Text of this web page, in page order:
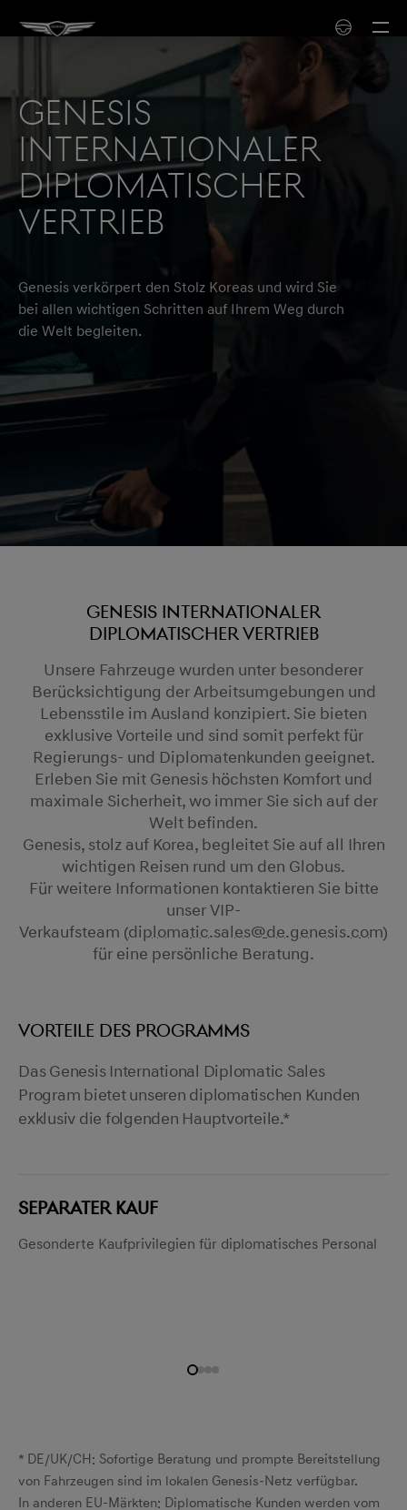
Genesis
internationaler
diplomatischer
Vertrieb
Genesis verkörpert den Stolz Koreas und wird Sie
bei allen wichtigen Schritten auf Ihrem Weg durch
die Welt begleiten.
Genesis internationaler
diplomatischer Vertrieb
Unsere Fahrzeuge wurden unter besonderer
Berücksichtigung der Arbeitsumgebungen und
Lebensstile im Ausland konzipiert. Sie bieten
exklusive Vorteile und sind somit perfekt für
Regierungs- und Diplomatenkunden geeignet.
Erleben Sie mit Genesis höchsten Komfort und
maximale Sicherheit, wo immer Sie sich auf der
Welt befinden.
Genesis, stolz auf Korea, begleitet Sie auf all Ihren
wichtigen Reisen rund um den Globus.
Für weitere Informationen kontaktieren Sie bitte
unser VIP-
Verkaufsteam (diplomatic.sales@de.genesis.com)
für eine persönliche Beratung.
VORTEILE DES PROGRAMMS
Das Genesis International Diplomatic Sales
Program bietet unseren diplomatischen Kunden
exklusiv die folgenden Hauptvorteile.*
SEPARATER KAUF
Gesonderte Kaufprivilegien für diplomatisches Personal
* DE/UK/CH: Sofortige Beratung und prompte Bereitstellung
von Fahrzeugen sind im lokalen Genesis‑Netz verfügbar.
In anderen EU-Märkten: Diplomatische Kunden werden vom